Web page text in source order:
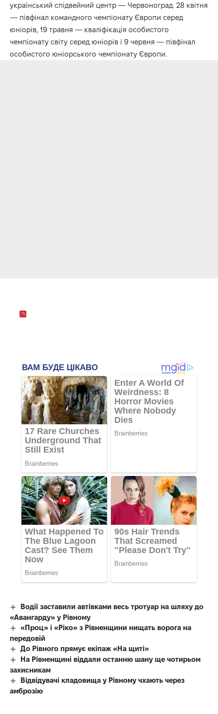
український спідвейний центр — Червоноград. 28 квітня
— півфінал командного чемпіонату Європи серед
юніорів, 19 травня — кваліфікація особистого
чемпіонату світу серед юніорів і 9 червня — півфінал
особистого юніорського чемпіонату Європи.
Водії заставили автівками весь тротуар на шляху до
«Авангарду» у Рівному
«Проц» і «Ріко» з Рівненщини нищать ворога на
передовій
До Рівного прямує екіпаж «На щиті»
На Рівненщині віддали останню шану ще чотирьом
захисникам
Відвідувачі кладовища у Рівному чхають через
амброзію